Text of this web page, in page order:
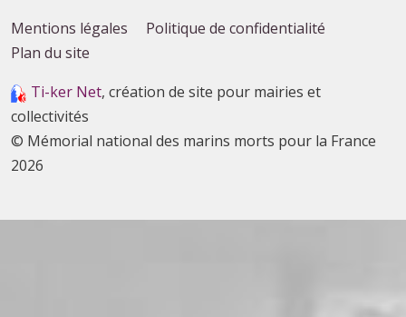
Mentions légales
Politique de confidentialité
Plan du site
Ti-ker Net, création de site pour mairies et
collectivités
© Mémorial national des marins morts pour la France
2026